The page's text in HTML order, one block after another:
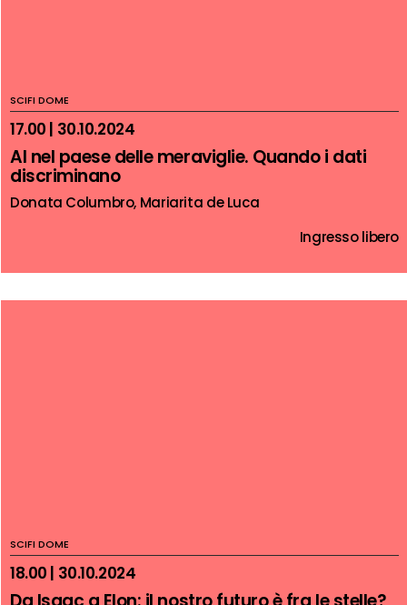
SCIFI DOME
17.00 | 30.10.2024
AI nel paese delle meraviglie. Quando i dati
discriminano
Donata Columbro, Mariarita de Luca
Ingresso libero
SCIFI DOME
18.00 | 30.10.2024